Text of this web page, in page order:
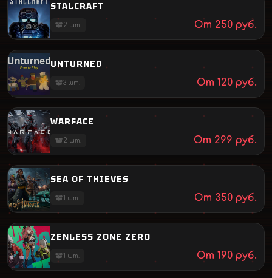
STALCRAFT
2 шт. От 250 руб.
UNTURNED
3 шт. От 120 руб.
WARFACE
2 шт. От 299 руб.
SEA OF THIEVES
1 шт. От 350 руб.
ZENLESS ZONE ZERO
1 шт. От 190 руб.